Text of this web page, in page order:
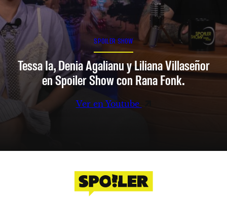
SPOILER SHOW
Tessa Ia, Denia Agalianu y Liliana Villaseñor
en Spoiler Show con Rana Fonk.
Ver en Youtube